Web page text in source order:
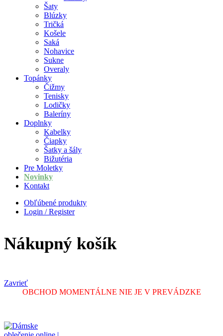
Šaty
Blúzky
Tričká
Košele
Saká
Nohavice
Sukne
Overaly
Topánky
Čižmy
Tenisky
Lodičky
Baleríny
Doplnky
Kabelky
Čiapky
Šatky a šály
Bižutéria
Pre Moletky
Novinky
Kontakt
Obľúbené produkty
Login / Register
Nákupný košík
Zavrieť
OBCHOD MOMENTÁLNE NIE JE V PREVÁDZKE